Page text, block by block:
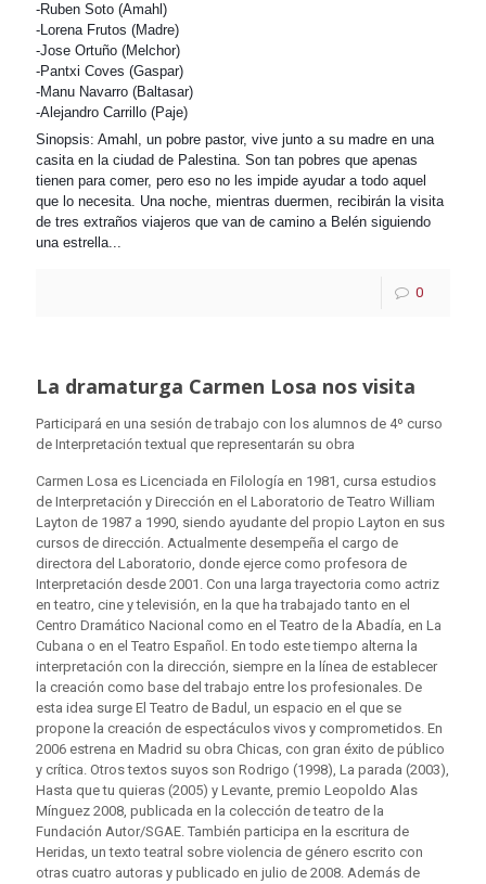
-Ruben Soto (Amahl)
-Lorena Frutos (Madre)
-Jose Ortuño (Melchor)
-Pantxi Coves (Gaspar)
-Manu Navarro (Baltasar)
-Alejandro Carrillo (Paje)
Sinopsis: Amahl, un pobre pastor, vive junto a su madre en una
casita en la ciudad de Palestina. Son tan pobres que apenas
tienen para comer, pero eso no les impide ayudar a todo aquel
que lo necesita. Una noche, mientras duermen, recibirán la visita
de tres extraños viajeros que van de camino a Belén siguiendo
una estrella...
0
La dramaturga Carmen Losa nos visita
Participará en una sesión de trabajo con los alumnos de 4º curso
de Interpretación textual que representarán su obra
Carmen Losa es Licenciada en Filología en 1981, cursa estudios
de Interpretación y Dirección en el Laboratorio de Teatro William
Layton de 1987 a 1990, siendo ayudante del propio Layton en sus
cursos de dirección. Actualmente desempeña el cargo de
directora del Laboratorio, donde ejerce como profesora de
Interpretación desde 2001. Con una larga trayectoria como actriz
en teatro, cine y televisión, en la que ha trabajado tanto en el
Centro Dramático Nacional como en el Teatro de la Abadía, en La
Cubana o en el Teatro Español. En todo este tiempo alterna la
interpretación con la dirección, siempre en la línea de establecer
la creación como base del trabajo entre los profesionales. De
esta idea surge El Teatro de Badul, un espacio en el que se
propone la creación de espectáculos vivos y comprometidos. En
2006 estrena en Madrid su obra Chicas, con gran éxito de público
y crítica. Otros textos suyos son Rodrigo (1998), La parada (2003),
Hasta que tu quieras (2005) y Levante, premio Leopoldo Alas
Mínguez 2008, publicada en la colección de teatro de la
Fundación Autor/SGAE. También participa en la escritura de
Heridas, un texto teatral sobre violencia de género escrito con
otras cuatro autoras y publicado en julio de 2008. Además de